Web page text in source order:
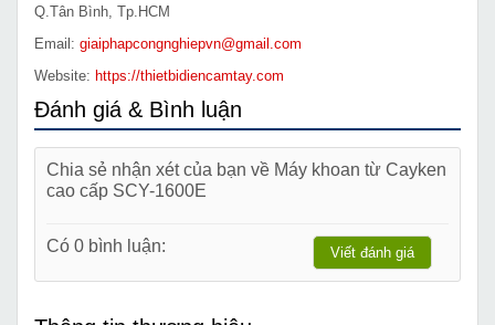
Q.Tân Bình, Tp.HCM
Email: giaiphapcongnghiepvn@gmail.com
Website: https://thietbidiencamtay.com
Đánh giá & Bình luận
Chia sẻ nhận xét của bạn về Máy khoan từ Cayken
cao cấp SCY-1600E
Có 0 bình luận: Viết đánh giá